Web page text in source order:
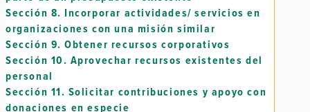
Sección 8. Incorporar actividades/ servicios en
organizaciones con una misión similar
Sección 9. Obtener recursos corporativos
Sección 10. Aprovechar recursos existentes del
personal
Sección 11. Solicitar contribuciones y apoyo con
donaciones en especie